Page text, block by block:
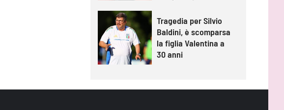
Tragedia per Silvio
Baldini, è scomparsa
la figlia Valentina a
30 anni